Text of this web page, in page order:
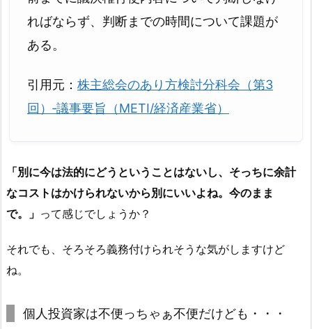
ればならず、判断までの時間について課題が
ある。
引用元： 株主総会のあり方検討分科会（第3
回）‐議事要旨（METI/経済産業省）
「別に今は法的にどうということはないし、そっちに余計
なコストはかけられないから別にいいよね。今のまま
で。」 って感じでしょうか？
それでも、そろそろ義務付けられそうな気がしますけど
ね。
個人投資家は不便っちゃぁ不便だけども・・・